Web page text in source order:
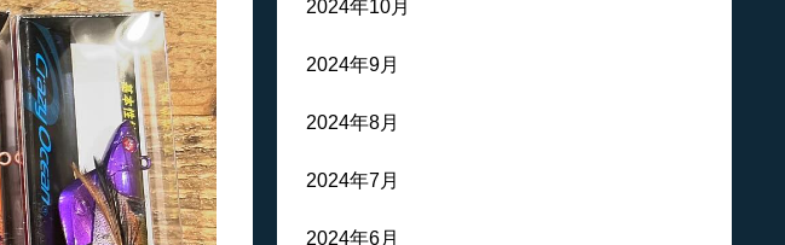
2024年10月
2024年9月
2024年8月
2024年7月
2024年6月